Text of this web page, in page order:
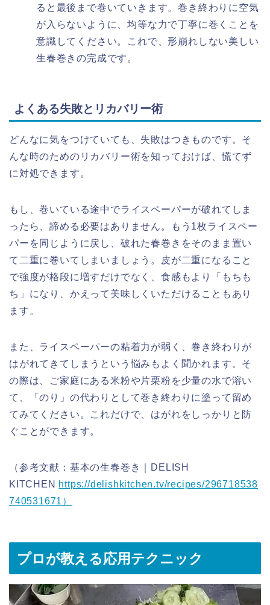
ると最後まで巻いていきます。巻き終わりに空気
が入らないように、均等な力で丁寧に巻くことを
意識してください。これで、形崩れしない美しい
生春巻きの完成です。
よくある失敗とリカバリー術
どんなに気をつけていても、失敗はつきものです。そ
んな時のためのリカバリー術を知っておけば、慌てず
に対処できます。
もし、巻いている途中でライスペーパーが破れてしま
ったら、諦める必要はありません。もう1枚ライスペー
パーを同じように戻し、破れた春巻きをそのまま置い
て二重に巻いてしまいましょう。皮が二重になること
で強度が格段に増すだけでなく、食感もより「もちも
ち」になり、かえって美味しくいただけることもあり
ます。
また、ライスペーパーの粘着力が弱く、巻き終わりが
はがれてきてしまうという悩みもよく聞かれます。そ
の際は、ご家庭にある米粉や片栗粉を少量の水で溶い
て、「のり」の代わりとして巻き終わりに塗って留め
てみてください。これだけで、はがれをしっかりと防
ぐことができます。
（参考文献：基本の生春巻き｜DELISH
KITCHEN https://delishkitchen.tv/recipes/296718538
740531671）
プロが教える応用テクニック